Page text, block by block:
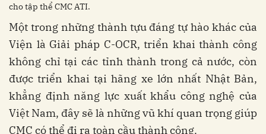
cho tập thể CMC ATI.
Một trong những thành tựu đáng tự hào khác của
Viện là Giải pháp C-OCR, triển khai thành công
không chỉ tại các tỉnh thành trong cả nước, còn
được triển khai tại hãng xe lớn nhất Nhật Bản,
khẳng định năng lực xuất khẩu công nghệ của
Việt Nam, đây sẽ là những vũ khí quan trọng giúp
CMC có thể đi ra toàn cầu thành công.